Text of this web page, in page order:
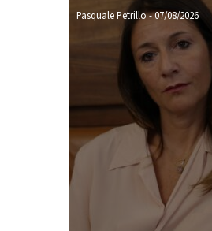
Pasquale Petrillo-07/08/2026